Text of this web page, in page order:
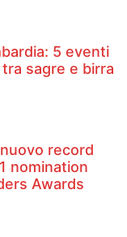
5 eventi
sagre e birra
record
nomination
Awards